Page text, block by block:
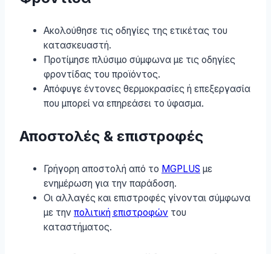
Ακολούθησε τις οδηγίες της ετικέτας του
κατασκευαστή.
Προτίμησε πλύσιμο σύμφωνα με τις οδηγίες
φροντίδας του προϊόντος.
Απόφυγε έντονες θερμοκρασίες ή επεξεργασία
που μπορεί να επηρεάσει το ύφασμα.
Αποστολές & επιστροφές
Γρήγορη αποστολή από το MGPLUS με
ενημέρωση για την παράδοση.
Οι αλλαγές και επιστροφές γίνονται σύμφωνα
με την πολιτική επιστροφών του
καταστήματος.